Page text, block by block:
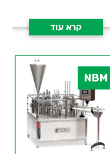
קרא עוד
NBM